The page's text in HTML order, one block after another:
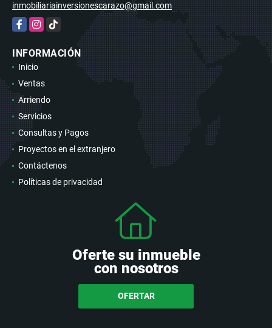
inmobiliariainversionescarazo@gmail.com
FacebookInstagram
TikTok
INFORMACIÓN
Inicio
Ventas
Arriendo
Servicios
Consultas y Pagos
Proyectos en el extranjero
Contáctenos
Políticas de privacidad
Oferte su inmueble
con nosotros
OFERTAR